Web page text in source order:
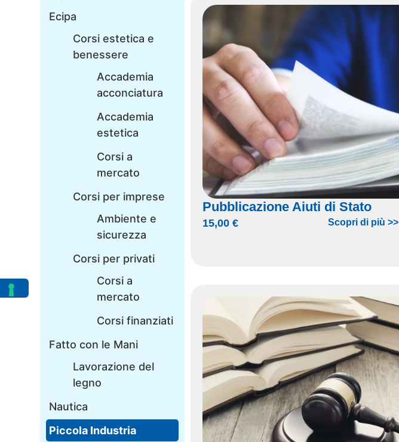
Ecipa
Corsi estetica e
benessere
Accademia
acconciatura
Accademia
estetica
Corsi a
mercato
Corsi per imprese
Ambiente e
sicurezza
Corsi per privati
Corsi a
mercato
Corsi finanziati
Fatto con le Mani
Lavorazione del
legno
Nautica
Piccola Industria
Pubblicazione Aiuti di Stato
15,00€ Scopri di più >>